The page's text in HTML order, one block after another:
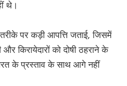
थे।
पर कड़ी आपत्ति जताई, जिसमें
किरायेदारों को दोषी ठहराने के
के प्रस्ताव के साथ आगे नहीं